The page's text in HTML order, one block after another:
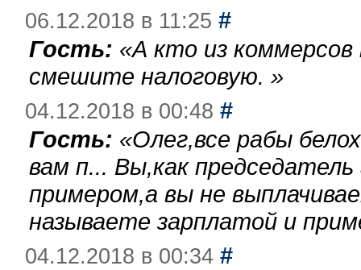
06.12.2018 в 11:25 #
Гость: «А кто из
смешите налоговую. »
04.12.2018 в 00:48 #
Гость: «Олег,все рабы
вам п... Вы,как
примером,а вы не
называете зарплатой и
04.12.2018 в 00:34 #